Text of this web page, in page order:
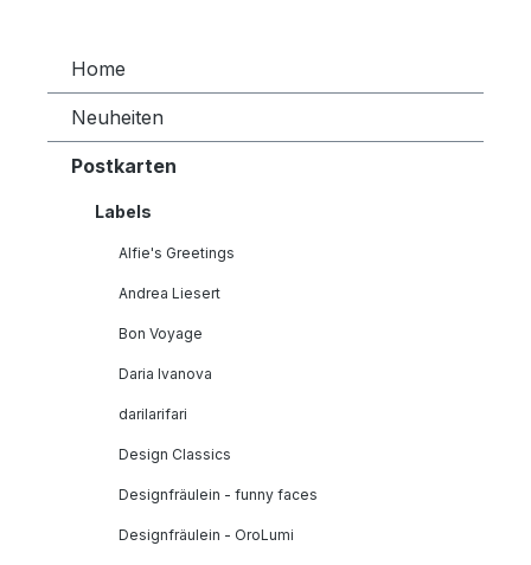
Home
Neuheiten
Postkarten
Labels
Alfie's Greetings
Andrea Liesert
Bon Voyage
Daria Ivanova
darilarifari
Design Classics
Designfräulein - funny faces
Designfräulein - OroLumi